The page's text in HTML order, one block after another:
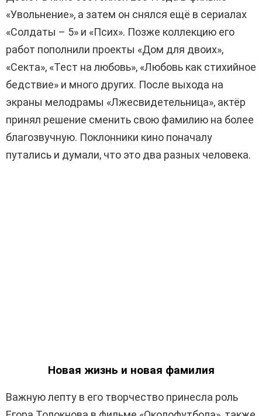
«Увольнение», а затем он снялся ещё в сериалах
«Солдаты – 5» и «Псих». Позже коллекцию его
работ пополнили проекты «Дом для двоих»,
«Секта», «Тест на любовь», «Любовь как стихийное
бедствие» и много других. После выхода на
экраны мелодрамы «Лжесвидетельница», актёр
принял решение сменить свою фамилию на более
благозвучную. Поклонники кино поначалу
путались и думали, что это два разных человека.
Новая жизнь и новая фамилия
Важную лепту в его творчество принесла роль